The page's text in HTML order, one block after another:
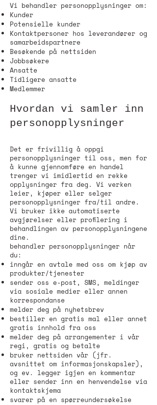
Vi behandler personopplysninger om:
Kunder
Potensielle kunder
Kontaktpersoner hos leverandører og
samarbeidspartnere
Besøkende på nettsiden
Jobbsøkere
Ansatte
Tidligere ansatte
Medlemmer
Hvordan vi samler inn
personopplysninger
Det er frivillig å oppgi
personopplysninger til oss, men for
å kunne gjennomføre en handel
trenger vi imidlertid en rekke
opplysninger fra deg. Vi verken
leier, kjøper eller selger
personopplysninger fra/til andre.
Vi bruker ikke automatiserte
avgjørelser eller profilering i
behandlingen av personopplysningene
dine.
behandler personopplysninger når
du:
inngår en avtale med oss om kjøp av
produkter/tjenester
sender oss e-post, SMS, meldinger
via sosiale medier eller annen
korrespondanse
melder deg på nyhetsbrev
bestiller en gratis mal eller annet
gratis innhold fra oss
melder deg på arrangementer i vår
regi, gratis og betalte
bruker nettsiden vår (jfr.
avsnittet om informasjonskapsler),
og ev. legger igjen en kommentar
eller sender inn en henvendelse via
kontaktskjema
svarer på en spørreundersøkelse